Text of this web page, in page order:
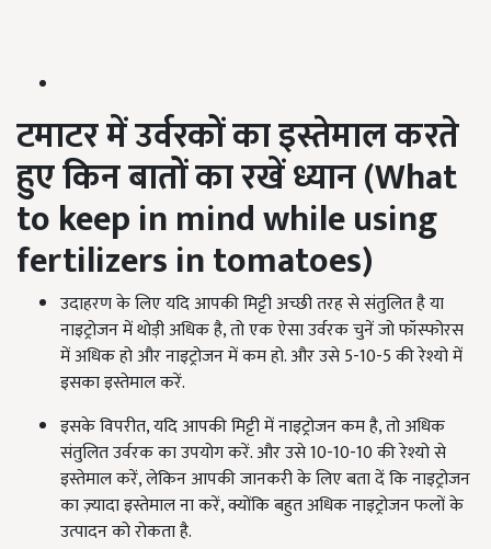
टमाटर में उर्वरकों का इस्तेमाल करते
हुए किन बातों का रखें ध्यान (What
to keep in mind while using
fertilizers in tomatoes)
उदाहरण के लिए यदि आपकी मिट्टी अच्छी तरह से संतुलित है या
नाइट्रोजन में थोड़ी अधिक है, तो एक ऐसा उर्वरक चुनें जो फॉस्फोरस
में अधिक हो और नाइट्रोजन में कम हो. और उसे 5-10-5 की रेश्यो में
इसका इस्तेमाल करें.
इसके विपरीत, यदि आपकी मिट्टी में नाइट्रोजन कम है, तो अधिक
संतुलित उर्वरक का उपयोग करें. और उसे 10-10-10 की रेश्यो से
इस्तेमाल करें, लेकिन आपकी जानकरी के लिए बता दें कि नाइट्रोजन
का ज़्यादा इस्तेमाल ना करें, क्योंकि बहुत अधिक नाइट्रोजन फलों के
उत्पादन को रोकता है.